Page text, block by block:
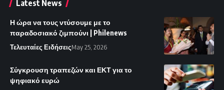
Latest News
Η ώρα να τους ντύσουμε με το
παραδοσιακό ζιμπούνι | Philenews
Τελευταίες ΕιδήσειςMay 25, 2026
Σύγκρουση τραπεζών και ΕΚΤ για το
ψηφιακό ευρώ